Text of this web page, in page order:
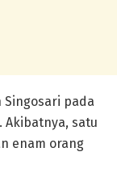
Singosari pada
Akibatnya, satu
enam orang